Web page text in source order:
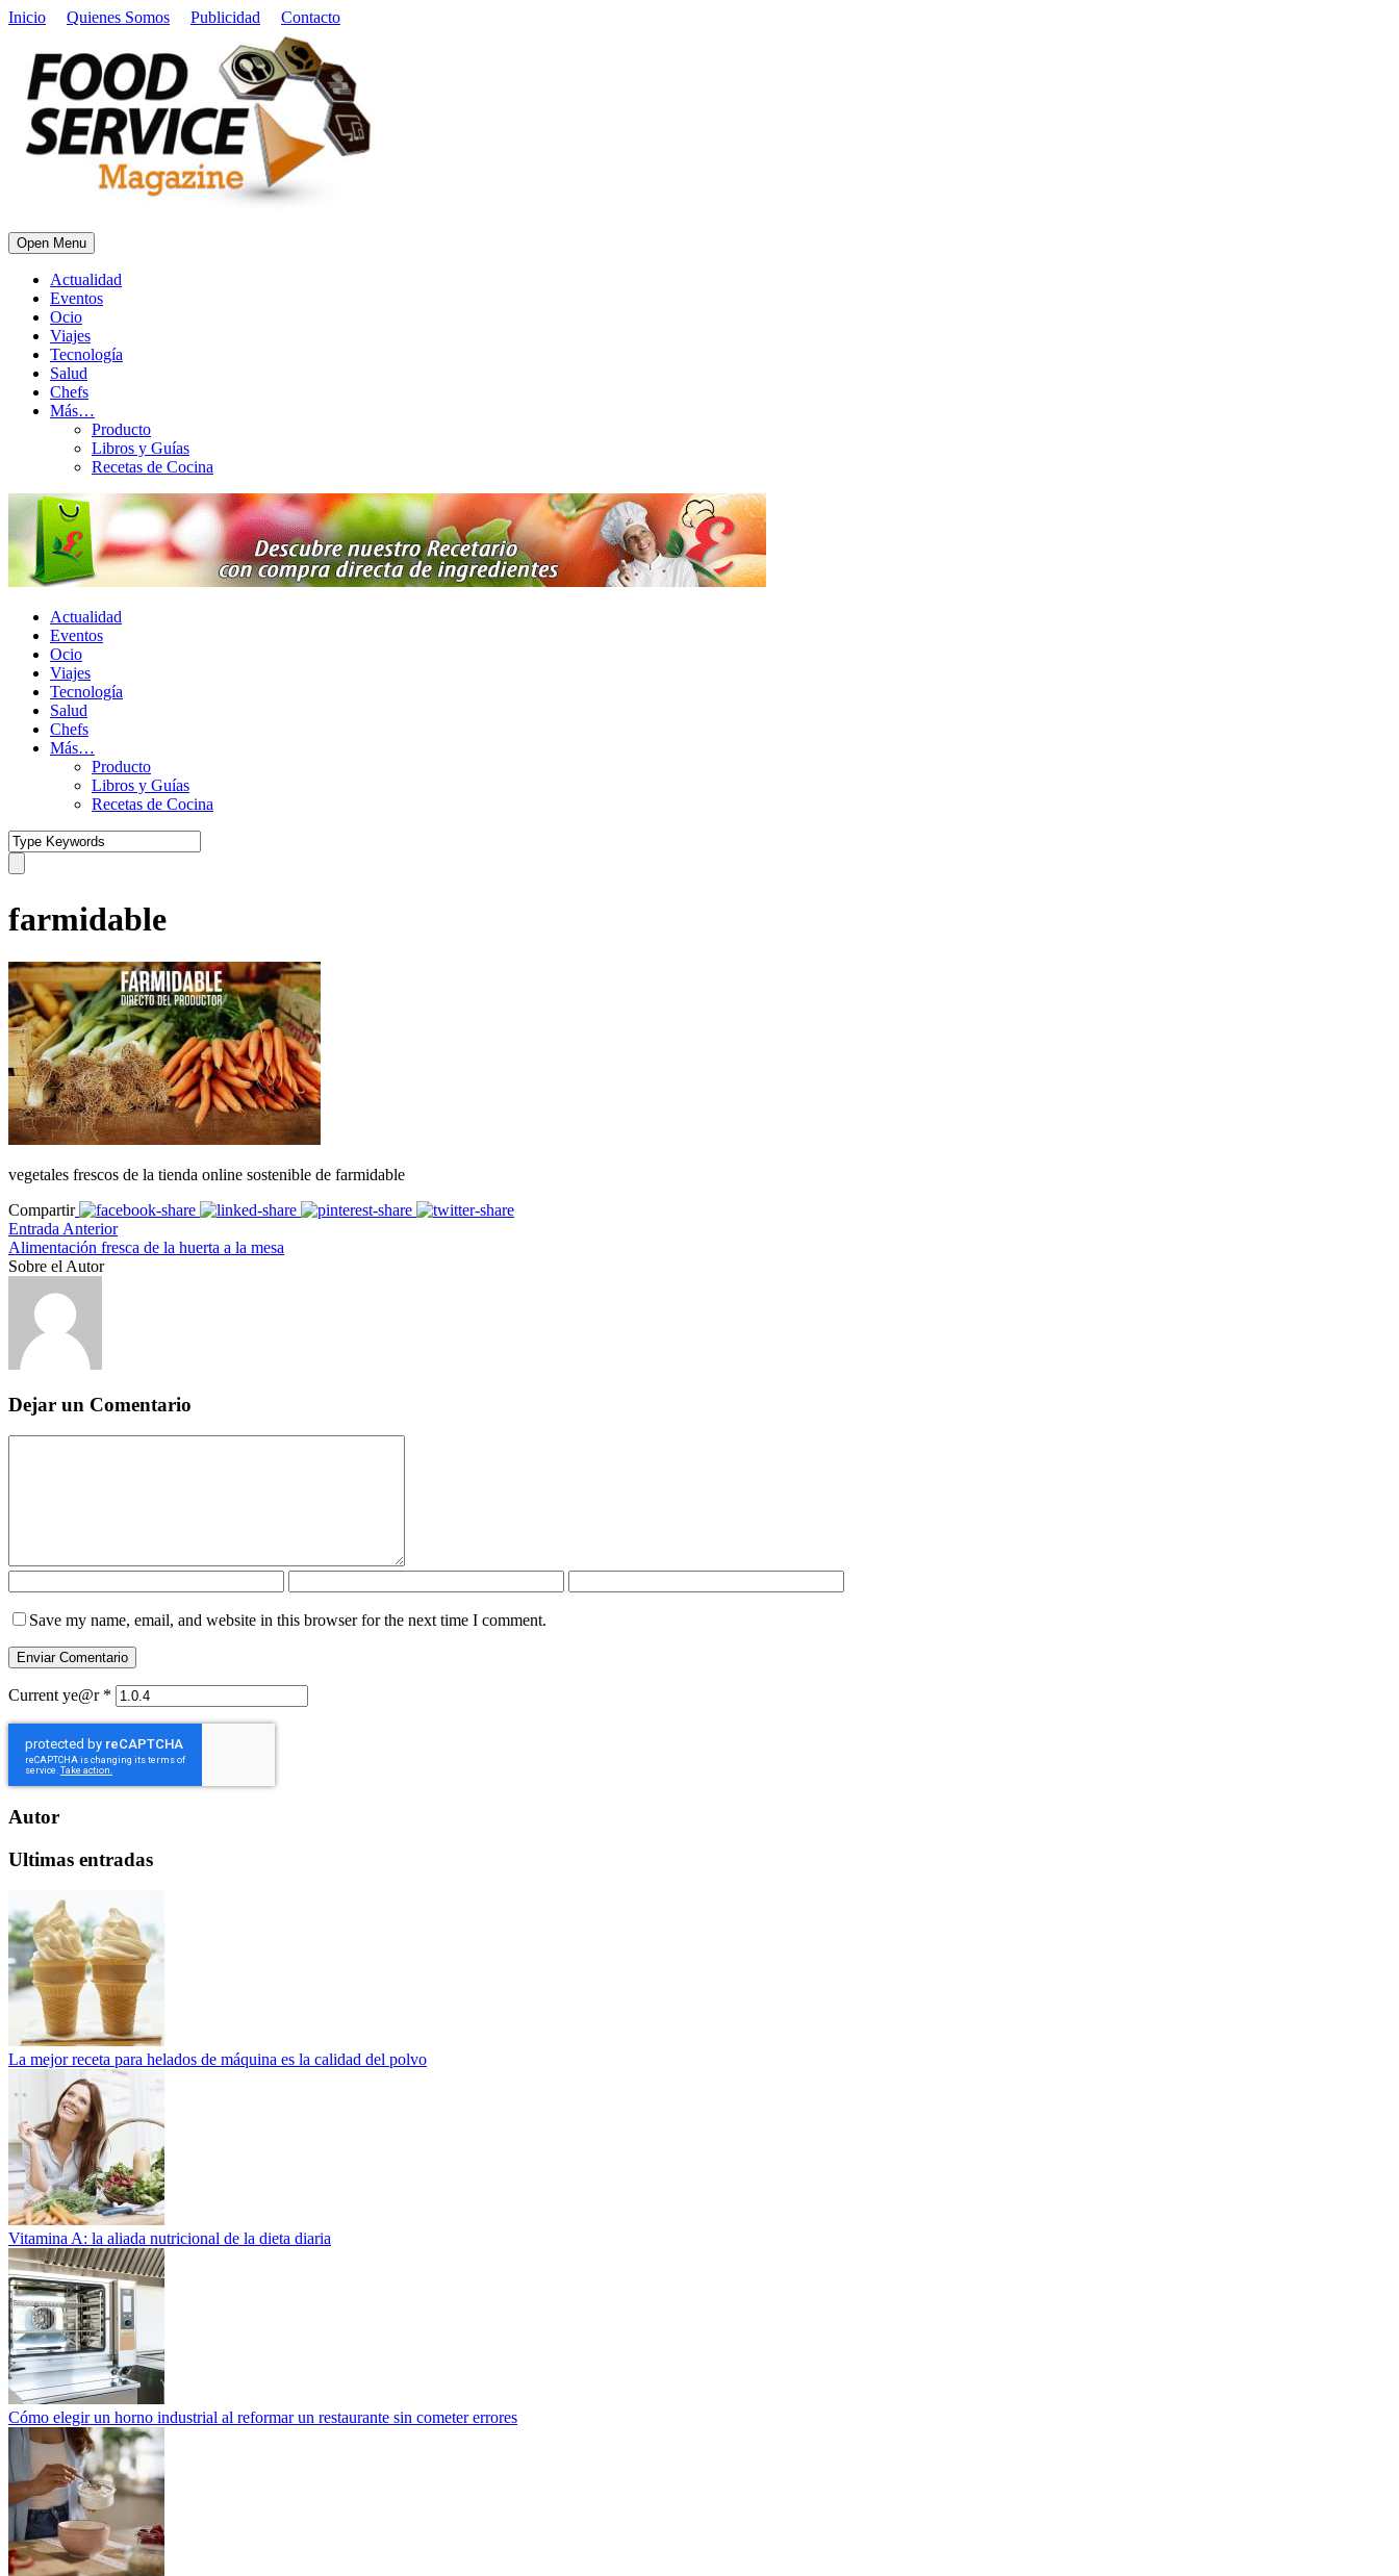
Inicio Quienes Somos Publicidad Contacto
Open Menu
Actualidad
Eventos
Ocio
Viajes
Tecnología
Salud
Chefs
Más…
Producto
Libros y Guías
Recetas de Cocina
Actualidad
Eventos
Ocio
Viajes
Tecnología
Salud
Chefs
Más…
Producto
Libros y Guías
Recetas de Cocina
farmidable
vegetales frescos de la tienda online sostenible de farmidable
Compartir
Entrada Anterior
Alimentación fresca de la huerta a la mesa
Sobre el Autor
Dejar un Comentario
Save my name, email, and website in this browser for the next time I comment.
Current ye@r *
Autor
Ultimas entradas
La mejor receta para helados de máquina es la calidad del polvo
Vitamina A: la aliada nutricional de la dieta diaria
Cómo elegir un horno industrial al reformar un restaurante sin cometer errores